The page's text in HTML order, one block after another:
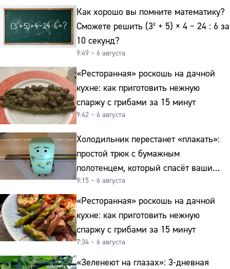
Как хорошо вы помните математику?
Сможете решить (3² + 5) × 4 − 24 : 6 за
10 секунд?
9:49 – 6 августа
«Ресторанная» роскошь на дачной
кухне: как приготовить нежную
спаржу с грибами за 15 минут
9:42 – 6 августа
Холодильник перестанет «плакать»:
простой трюк с бумажным
полотенцем, который спасёт ваши
овощи от гнили
9:15 – 6 августа
«Ресторанная» роскошь на дачной
кухне: как приготовить нежную
спаржу с грибами за 15 минут
7:34 – 6 августа
«Зеленеют на глазах»: 3-дневная